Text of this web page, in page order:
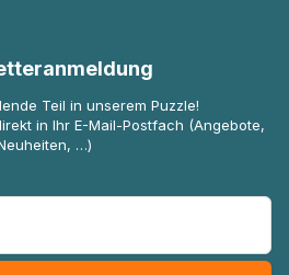
Teil in unserem Puzzle!
in Ihr E-Mail-Postfach (Angebote,
…)